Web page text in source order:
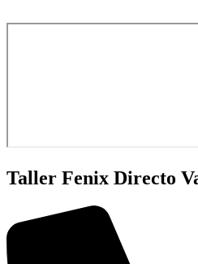
Taller Fenix Directo